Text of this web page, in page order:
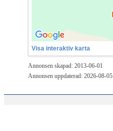
Visa interaktiv karta
Annonsen skapad: 2013-06-01
Annonsen uppdaterad: 2026-08-05